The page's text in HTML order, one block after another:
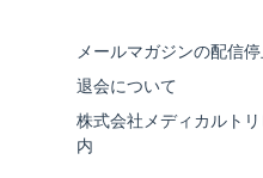
メールマガジンの配信
退会について
株式会社メディカルト
内